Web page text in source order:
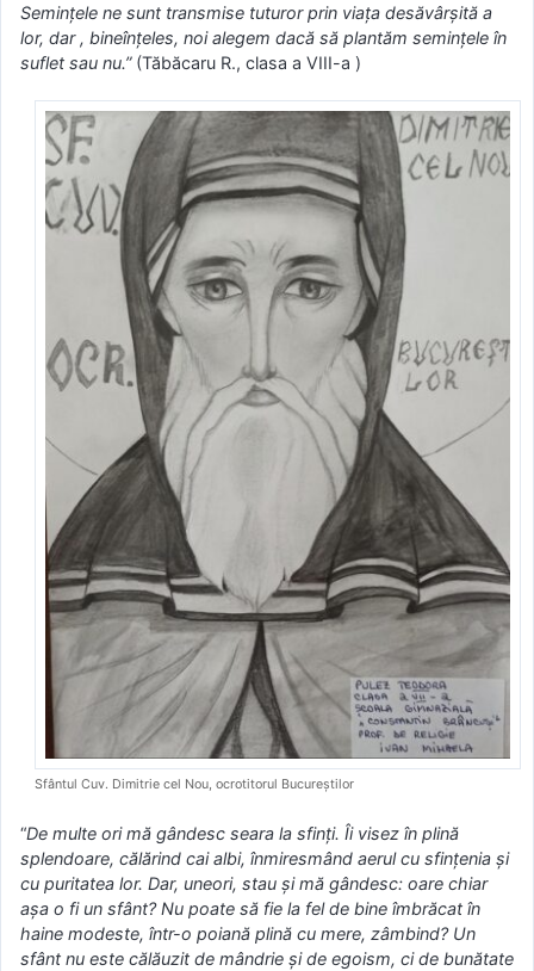
Seminţele ne sunt transmise tuturor prin viaţa desăvârşită a
lor, dar , bineînţeles, noi alegem dacă să plantăm seminţele în
suflet sau nu.”(Tăbăcaru R., clasa a VIII-a )
Sfântul Cuv. Dimitrie cel Nou, ocrotitorul Bucureștilor
“De multe ori mă gândesc seara la sfinţi. Îi visez în plină
splendoare, călărind cai albi, înmiresmând aerul cu sfinţenia şi
cu puritatea lor. Dar, uneori, stau şi mă gândesc: oare chiar
aşa o fi un sfânt? Nu poate să fie la fel de bine îmbrăcat în
haine modeste, într-o poiană plină cu mere, zâmbind? Un
sfânt nu este călăuzit de mândrie şi de egoism, ci de bunătate